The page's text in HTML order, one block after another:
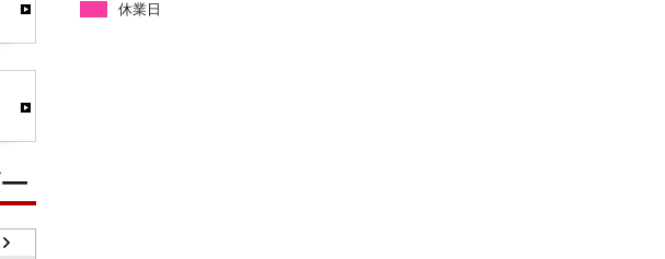
休業日